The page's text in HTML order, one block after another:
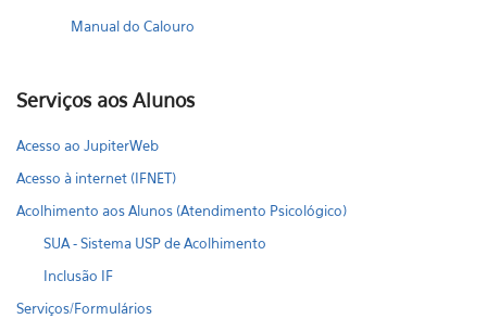
Manual do Calouro
Serviços aos Alunos
Acesso ao JupiterWeb
Acesso à internet (IFNET)
Acolhimento aos Alunos (Atendimento Psicológico)
SUA - Sistema USP de Acolhimento
Inclusão IF
Serviços/Formulários